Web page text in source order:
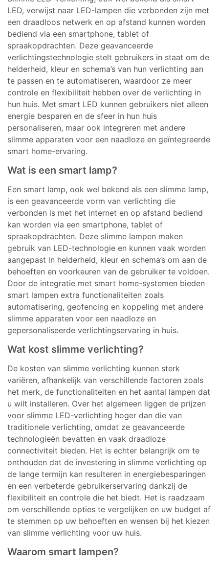
LED, verwijst naar LED-lampen die verbonden zijn met
een draadloos netwerk en op afstand kunnen worden
bediend via een smartphone, tablet of
spraakopdrachten. Deze geavanceerde
verlichtingstechnologie stelt gebruikers in staat om de
helderheid, kleur en schema’s van hun verlichting aan
te passen en te automatiseren, waardoor ze meer
controle en flexibiliteit hebben over de verlichting in
hun huis. Met smart LED kunnen gebruikers niet alleen
energie besparen en de sfeer in hun huis
personaliseren, maar ook integreren met andere
slimme apparaten voor een naadloze en geïntegreerde
smart home-ervaring.
Wat is een smart lamp?
Een smart lamp, ook wel bekend als een slimme lamp,
is een geavanceerde vorm van verlichting die
verbonden is met het internet en op afstand bediend
kan worden via een smartphone, tablet of
spraakopdrachten. Deze slimme lampen maken
gebruik van LED-technologie en kunnen vaak worden
aangepast in helderheid, kleur en schema’s om aan de
behoeften en voorkeuren van de gebruiker te voldoen.
Door de integratie met smart home-systemen bieden
smart lampen extra functionaliteiten zoals
automatisering, geofencing en koppeling met andere
slimme apparaten voor een naadloze en
gepersonaliseerde verlichtingservaring in huis.
Wat kost slimme verlichting?
De kosten van slimme verlichting kunnen sterk
variëren, afhankelijk van verschillende factoren zoals
het merk, de functionaliteiten en het aantal lampen dat
u wilt installeren. Over het algemeen liggen de prijzen
voor slimme LED-verlichting hoger dan die van
traditionele verlichting, omdat ze geavanceerde
technologieën bevatten en vaak draadloze
connectiviteit bieden. Het is echter belangrijk om te
onthouden dat de investering in slimme verlichting op
de lange termijn kan resulteren in energiebesparingen
en een verbeterde gebruikerservaring dankzij de
flexibiliteit en controle die het biedt. Het is raadzaam
om verschillende opties te vergelijken en uw budget af
te stemmen op uw behoeften en wensen bij het kiezen
van slimme verlichting voor uw huis.
Waarom smart lampen?